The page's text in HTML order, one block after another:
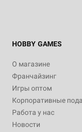
HOBBY GAMES
О магазине
Франчайзинг
Игры оптом
Корпоративные
Работа у нас
Новости